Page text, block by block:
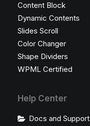
Content Block
Dynamic Contents
Slides Scroll
Color Changer
Shape Dividers
WPML Certified
Help Center
Docs and Support